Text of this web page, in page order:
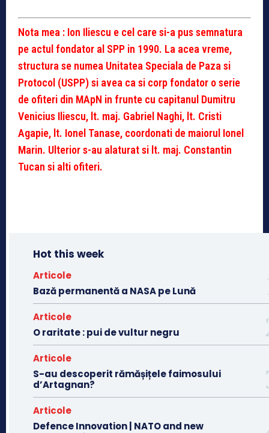
Nota mea : Ion Iliescu e cel care si-a pus semnatura
pe actul fondator al SPP in 1990. La acea vreme,
structura se numea Unitatea Speciala de Paza si
Protocol (USPP) si avea ca si corp fondator o serie
de ofiteri din MApN in frunte cu capitanul Dumitru
Venicius Iliescu, lt. maj. Gabriel Naghi, lt. Cristi
Agapie, lt. Ionel Tanase, coordonati de maiorul Ionel
Marin. Ulterior s-au alaturat si lt. maj. Constantin
Tucan si alti ofiteri.
Hot this week
Articole
Bază permanentă a NASA pe Lună
Articole
O raritate : pui de vultur negru
Articole
S-au descoperit rămășițele faimosului
d’Artagnan?
Articole
Defence Innovation | NATO and new